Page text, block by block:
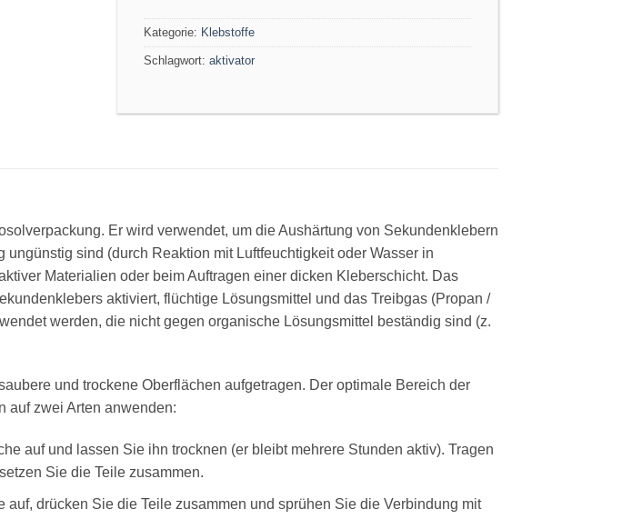
Kategorie: Klebstoffe
Schlagwort: aktivator
Er wird verwendet, um die Aushärtung von Sekundenklebern
sind (durch Reaktion mit Luftfeuchtigkeit oder Wasser in
Materialien oder beim Auftragen einer dicken Kleberschicht. Das
aktiviert, flüchtige Lösungsmittel und das Treibgas (Propan /
werden, die nicht gegen organische Lösungsmittel beständig sind (z.
und trockene Oberflächen aufgetragen. Der optimale Bereich der
auf zwei Arten anwenden:
auf und lassen Sie ihn trocknen (er bleibt mehrere Stunden aktiv). Tragen
Sie die Teile zusammen.
drücken Sie die Teile zusammen und sprühen Sie die Verbindung mit